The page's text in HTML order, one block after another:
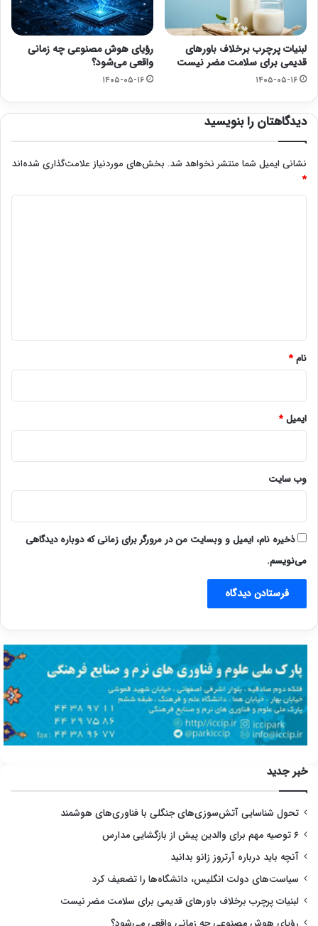
لبنیات پرچرب برخلاف باورهای
قدیمی برای سلامت مضر نیست
۱۴۰۵-۰۵-۱۶
رؤیای هوش مصنوعی چه زمانی
واقعی می‌شود؟
۱۴۰۵-۰۵-۱۶
دیدگاهتان را بنویسید
نشانی ایمیل شما منتشر نخواهد شد. بخش‌های موردنیاز علامت‌گذاری شده‌اند
*
نام*
ایمیل*
وب‌ سایت
ذخیره نام، ایمیل و وبسایت من در مرورگر برای زمانی که دوباره دیدگاهی
می‌نویسم.
خبر جدید
تحول شناسایی آتش‌سوزی‌های جنگلی با فناوری‌های هوشمند
۶ توصیه مهم برای والدین پیش از بازگشایی مدارس
آنچه باید درباره آرتروز زانو بدانید
سیاست‌های دولت انگلیس، دانشگاه‌ها را تضعیف کرد
لبنیات پرچرب برخلاف باورهای قدیمی برای سلامت مضر نیست